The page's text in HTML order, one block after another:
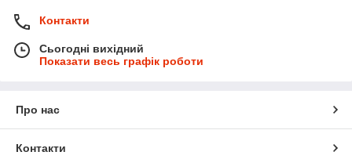
Контакти
Сьогодні вихідний
Показати весь графік роботи
Про нас
Контакти